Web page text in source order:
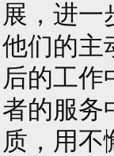
展，进一
他们的主
后的工作
者的服务
质，用不